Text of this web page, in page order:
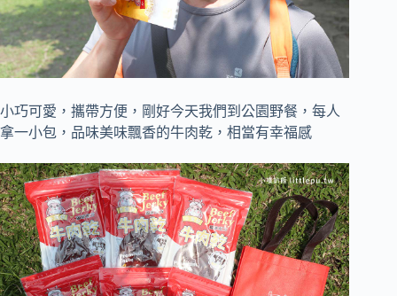
小巧可愛，攜帶方便，剛好今天我們到公園野餐，每人
拿一小包，品味美味飄香的牛肉乾，相當有幸福感